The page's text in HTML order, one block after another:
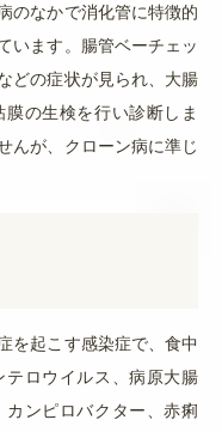
のなかで消化管に特徴的
います。腸管ベーチェッ
どの症状が見られ、大腸
の生検を行い診断しま
んが、クローン病に準じ
を起こす感染症で、食中
ロウイルス、病原大腸
ンピロバクター、赤痢